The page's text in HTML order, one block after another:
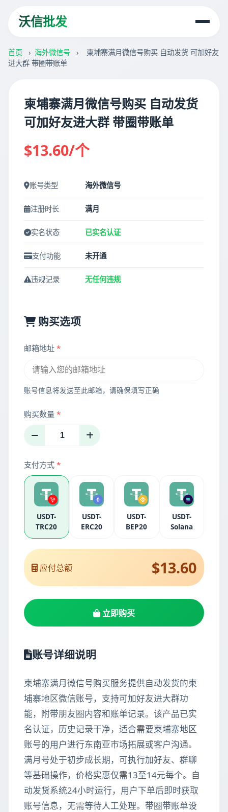
沃信批发
首页 › 海外微信号 ›
柬埔寨满月微信号购买 自动发货 可加好友
进大群 带圈带账单
柬埔寨满月微信号购买 自动发货
可加好友进大群 带圈带账单
$13.60/个
账号类型 海外微信号
注册时长 满月
实名状态 已实名认证
支付功能 未开通
违规记录 无任何违规
购买选项
邮箱地址 *
账号信息将发送至此邮箱，请确保填写正确
购买数量 *
支付方式 *
USDT-
TRC20
USDT-
ERC20
USDT-
BEP20
USDT-
Solana
应付总额 $13.60
立即购买
账号详细说明
柬埔寨满月微信号购买服务提供自动发货的柬
埔寨地区微信账号，支持可加好友进大群功
能，附带朋友圈内容和账单记录。该产品已实
名认证，历史记录干净，适合需要柬埔寨地区
账号的用户进行东南亚市场拓展或客户沟通。
满月号处于初步成长期，可执行加好友、群聊
等基础操作，价格实惠仅需13至14元每个。自
动发货系统24小时运行，用户下单后即时获取
账号信息，无需等待人工处理。带圈带账单设